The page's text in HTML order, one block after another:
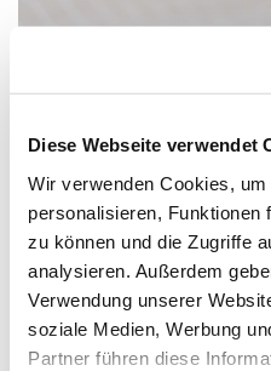
Diese Webseite verwendet
Wir verwenden Cookies,
personalisieren, Funktionen
zu können und die Zugriffe
analysieren. Außerdem
Verwendung unserer
soziale Medien, Werbung
Partner führen diese
Dienstag, 29.